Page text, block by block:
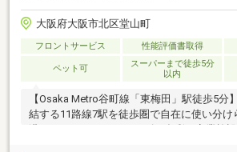
大阪府大阪市北区堂山町
フロントサービス 性能評価書取得
ペット可
スーパーまで徒歩5分
以内
【Osaka Metro谷町線「東梅田」駅徒歩5分
結する11路線7駅を徒歩圏で自在に使い分け